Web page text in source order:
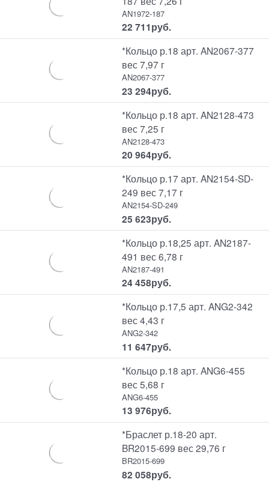
AN1972-187
22 711руб.
*Кольцо р.18 арт. AN2067-377
вес 7,97 г
AN2067-377
23 294руб.
*Кольцо р.18 арт. AN2128-473
вес 7,25 г
AN2128-473
20 964руб.
*Кольцо р.17 арт. AN2154-SD-
249 вес 7,17 г
AN2154-SD-249
25 623руб.
*Кольцо р.18,25 арт. AN2187-
491 вес 6,78 г
AN2187-491
24 458руб.
*Кольцо р.17,5 арт. ANG2-342
вес 4,43 г
ANG2-342
11 647руб.
*Кольцо р.18 арт. ANG6-455
вес 5,68 г
ANG6-455
13 976руб.
*Браслет р.18-20 арт.
BR2015-699 вес 29,76 г
BR2015-699
82 058руб.